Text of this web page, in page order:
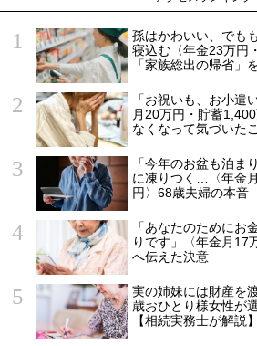
孫はかわいい、でも
寝込む〈年金23万円
「家族総出の帰省」
「お祝いも、お小遣
月20万円・貯蓄
なくなって気づいた
「今年のお盆も泊ま
に凍りつく…〈年金
円〉68歳夫婦の本音
「あなたのためにお
りです」〈年金月17
へ伝えた決意
実の姉妹には財産を
歳おひとり様女性が
【相続実務士が解説】